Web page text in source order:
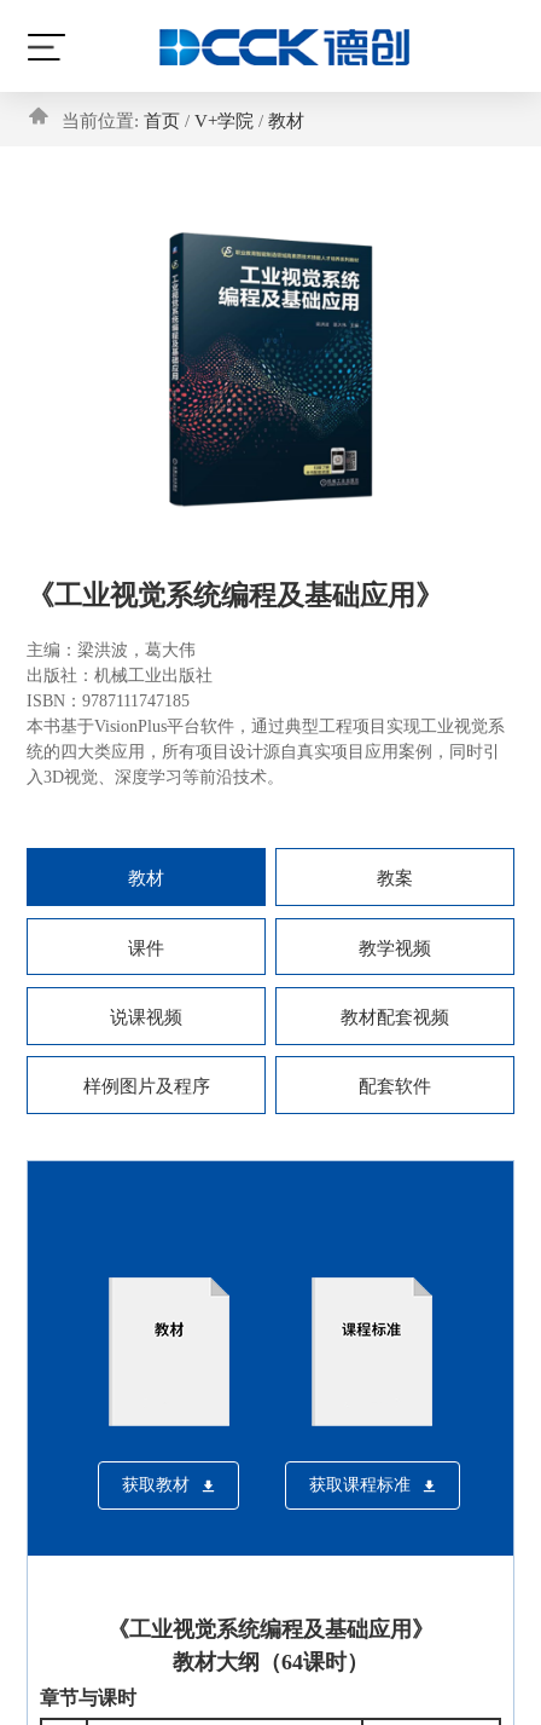
当前位置:首页 /V+学院 /教材
《工业视觉系统编程及基础应用》
主编：梁洪波，葛大伟
出版社：机械工业出版社
ISBN：9787111747185
本书基于VisionPlus平台软件，通过典型工程项目实现工业视觉系
统的四大类应用，所有项目设计源自真实项目应用案例，同时引
入3D视觉、深度学习等前沿技术。
教材 教案
课件 教学视频
说课视频 教材配套视频
样例图片及程序 配套软件
获取教材 获取课程标准
《工业视觉系统编程及基础应用》
教材大纲（64课时）
章节与课时